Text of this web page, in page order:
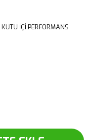
KUTU İÇİ PERFORMANS